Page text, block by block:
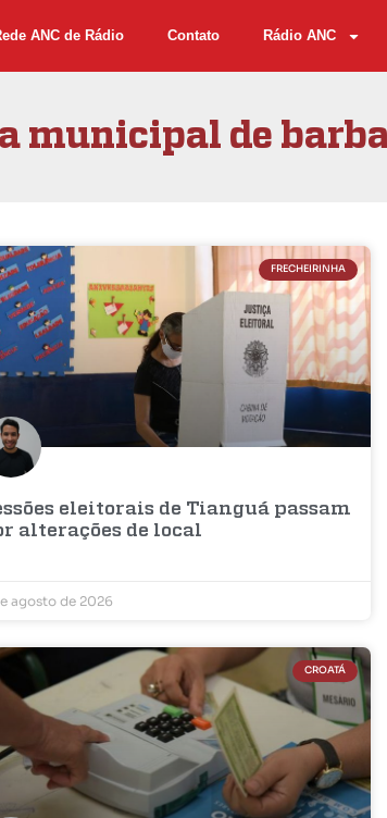
ANC de Rádio Contato Rádio ANC
municipal de
FRECHEIRINHA
eleitorais de Tianguá passam
alterações de local
agosto de 2026
CROATÁ